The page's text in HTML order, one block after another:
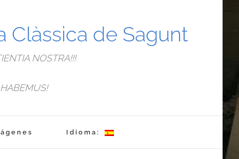
Clàssica de Sagunt
NOSTRA!!!
Idioma: